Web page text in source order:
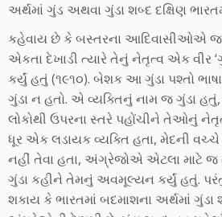
અર્થમાં ગુંડ અથવા ગુંડા શબ્દ દક્ષિણ
કહેવાય છે કે બસ્તરના આદિવાસીઓએ
એકતા દેખાડી ત્યારે તેનું નેતૃત્વ એક વીર
કર્યું હતું (૧૯૧૦). બેશક આ ગુંડા પશ્તો
ગુંડા ન હતો. એ વ્યક્તિનું નામ જ ગુંડા
લોકોથી ઉપરના સ્તરે પહોંચીને તેઓનું
ધૂર એક લડાયક વ્યક્તિ હતા, મેદની વચ્ચે
નહીં તેવા હતા, અંગ્રેજોએ એટલા માટે જ
ગુંડા કહીને તેમનું અવમૂલ્યન કર્યું હતું.
શકાય કે ભારતમાં બદમાશના અર્થમાં ગુંડા